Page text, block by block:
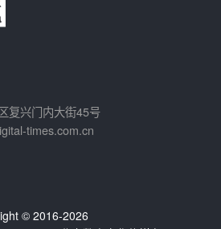
复兴门内大街45号
times.com.cn
© 2016-2026